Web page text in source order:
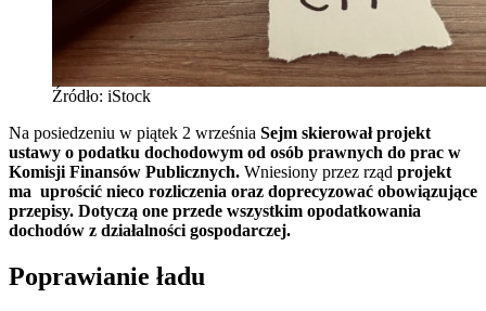
Źródło: iStock
Na posiedzeniu w piątek 2 września Sejm skierował projekt
ustawy o podatku dochodowym od osób prawnych do prac w
Komisji Finansów Publicznych. Wniesiony przez rząd projekt
ma uprościć nieco rozliczenia oraz doprecyzować obowiązujące
przepisy. Dotyczą one przede wszystkim opodatkowania
dochodów z działalności gospodarczej.
Poprawianie ładu